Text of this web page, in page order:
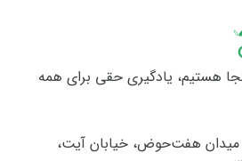
محتوا هیچ ارزشی ندارد. اساسا
هستیم، یادگیری حقی برای همه
میدان هفت‌حوض، خیابان آیت،